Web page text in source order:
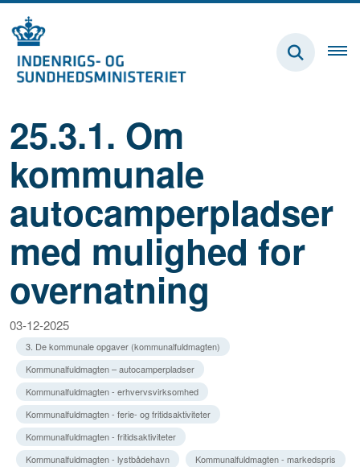
25.3.1. Om
kommunale
autocamperpladser
med mulighed for
overnatning
03-12-2025
3. De kommunale opgaver (kommunalfuldmagten)
Kommunalfuldmagten – autocamperpladser
Kommunalfuldmagten - erhvervsvirksomhed
Kommunalfuldmagten - ferie- og fritidsaktiviteter
Kommunalfuldmagten - fritidsaktiviteter
Kommunalfuldmagten - lystbådehavn
Kommunalfuldmagten - markedspris